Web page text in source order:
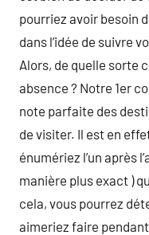
pourriez avoir besoin
dans l’idée de suivre
Alors, de quelle sorte
absence ? Notre 1er
note parfaite des
de visiter. Il est en
énumériez l’un après
manière plus exact )
cela, vous pourrez
aimeriez faire